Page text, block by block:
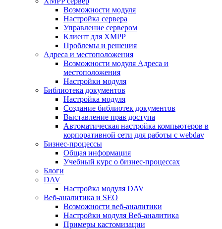
Возможности модуля
Настройка сервера
Управление сервером
Клиент для XMPP
Проблемы и решения
Адреса и местоположения
Возможности модуля Адреса и
местоположения
Настройки модуля
Библиотека документов
Настройка модуля
Создание библиотек документов
Выставление прав доступа
Автоматическая настройка компьютеров в
корпоративной сети для работы с webdav
Бизнес-процессы
Общая информация
Учебный курс о бизнес-процессах
Блоги
DAV
Настройка модуля DAV
Веб-аналитика и SEO
Возможности веб-аналитики
Настройки модуля Веб-аналитика
Примеры кастомизации